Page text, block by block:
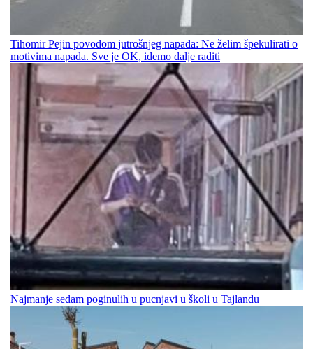
Tihomir Pejin povodom jutrošnjeg napada: Ne želim špekulirati o
motivima napada. Sve je OK, idemo dalje raditi
Najmanje sedam poginulih u pucnjavi u školi u Tajlandu